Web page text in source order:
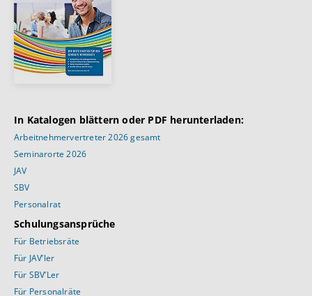
In Katalogen blättern oder PDF herunterladen:
Arbeitnehmervertreter 2026 gesamt
Seminarorte 2026
JAV
SBV
Personalrat
Schulungsansprüche
Für Betriebsräte
Für JAV’ler
Für SBV’Ler
Für Personalräte